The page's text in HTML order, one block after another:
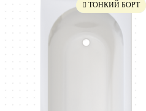
ГЛАДКОЕ ДНО
ТОНКИЙ БОРТ